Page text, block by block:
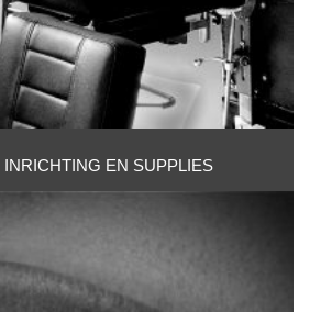
INRICHTING EN SUPPLIES